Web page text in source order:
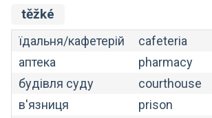
těžké
їдальня/кафетерій
cafeteria
аптека
pharmacy
будівля суду
courthouse
в'язниця
prison